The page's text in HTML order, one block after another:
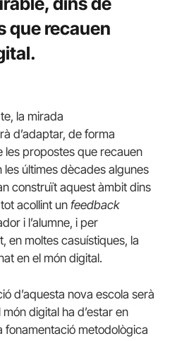
que recauen
la mirada
d’adaptar, de forma
les propostes que recauen
les últimes dècades algunes
construït aquest àmbit dins
acollint unfeedback
i l’alumne, i per
en moltes casuístiques, la
en el món digital.
d’aquesta nova escola serà
digital ha d’estar en
fonamentació metodològica